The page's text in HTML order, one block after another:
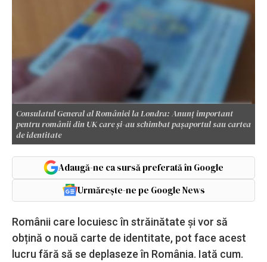
Consulatul General al României la Londra: Anunț important
pentru românii din UK care și-au schimbat pașaportul sau cartea
de identitate
Adaugă-ne ca sursă preferată în Google
Urmărește-ne pe Google News
Românii care locuiesc în străinătate și vor să
obțină o nouă carte de identitate, pot face acest
lucru fără să se deplaseze în România. Iată cum.